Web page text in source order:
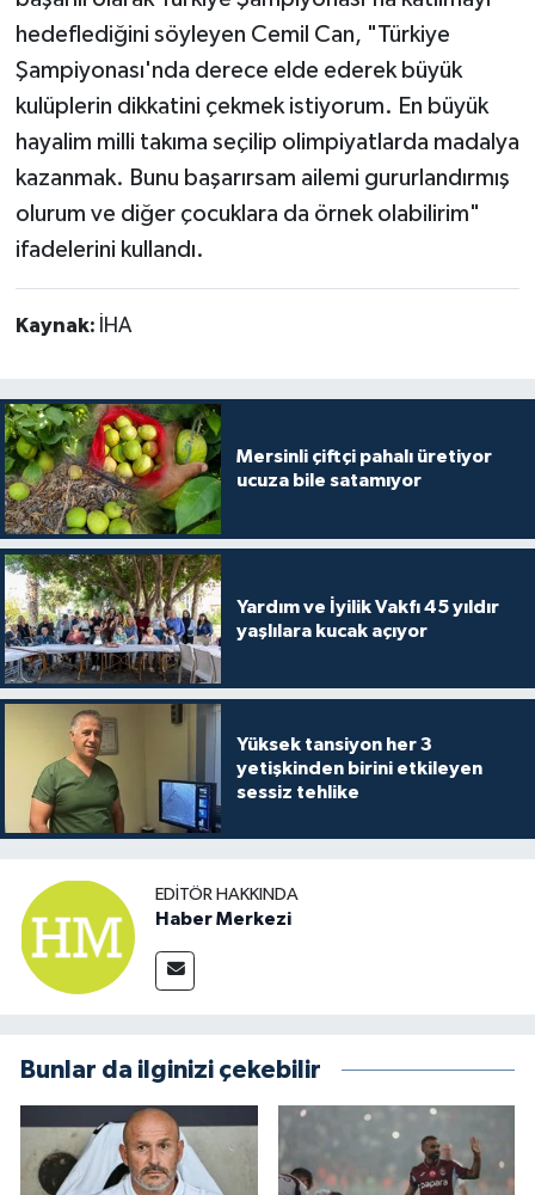
hedeflediğini söyleyen Cemil Can, "Türkiye
Şampiyonası'nda derece elde ederek büyük
kulüplerin dikkatini çekmek istiyorum. En büyük
hayalim milli takıma seçilip olimpiyatlarda madalya
kazanmak. Bunu başarırsam ailemi gururlandırmış
olurum ve diğer çocuklara da örnek olabilirim"
ifadelerini kullandı.
Kaynak: İHA
Mersinli çiftçi pahalı üretiyor
ucuza bile satamıyor
Yardım ve İyilik Vakfı 45 yıldır
yaşlılara kucak açıyor
Yüksek tansiyon her 3
yetişkinden birini etkileyen
sessiz tehlike
EDITÖR HAKKINDA
Haber Merkezi
Bunlar da ilginizi çekebilir